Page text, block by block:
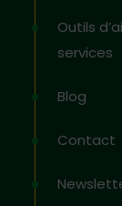
Outils
services
Blog
Contact